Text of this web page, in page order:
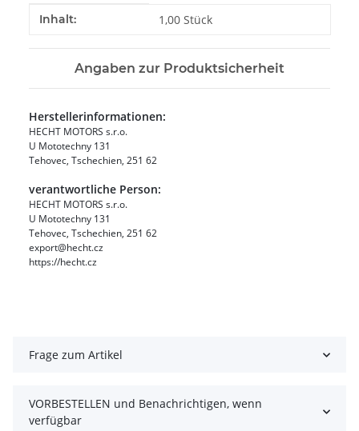
Produkteigenschaft
Wert
Inhalt: 1,00 Stück
Angaben zur Produktsicherheit
Herstellerinformationen:
HECHT MOTORS s.r.o.
U Mototechny 131
Tehovec, Tschechien, 251 62
verantwortliche Person:
HECHT MOTORS s.r.o.
U Mototechny 131
Tehovec, Tschechien, 251 62
export@hecht.cz
https://hecht.cz
Frage zum Artikel
VORBESTELLEN und Benachrichtigen, wenn
verfügbar